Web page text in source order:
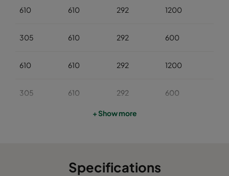
610 610 292 1200
305 610 292 600
610 610 292 1200
305 610 292 600
+ Show more
Specifications